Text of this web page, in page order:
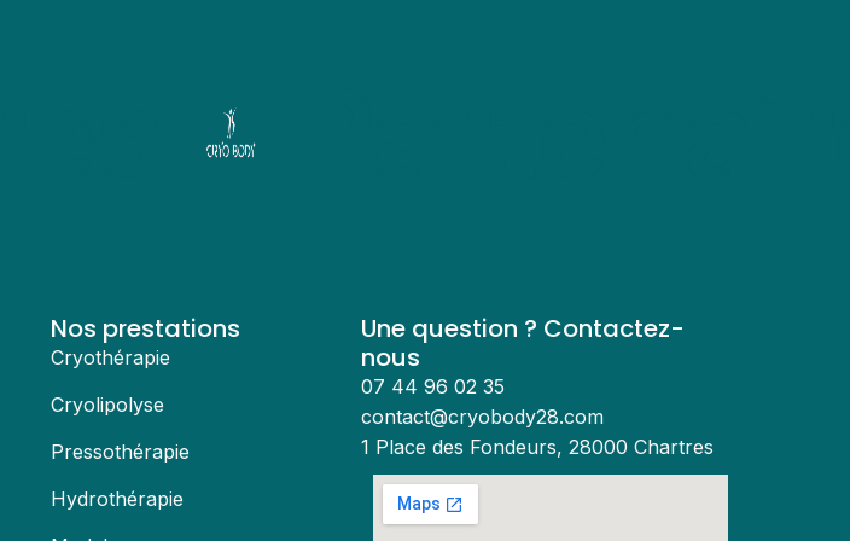
Nos prestations
Cryothérapie
Cryolipolyse
Pressothérapie
Hydrothérapie
Une question ? Contactez-
nous
07 44 96 02 35
contact@cryobody28.com
1 Place des Fondeurs, 28000 Chartres